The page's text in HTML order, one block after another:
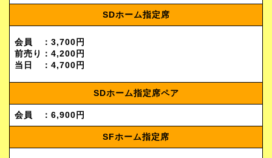
SDホーム指定席
会員 ：3,700円
前売り：4,200円
当日 ：4,700円
SDホーム指定席ペア
会員 ：6,900円
SFホーム指定席